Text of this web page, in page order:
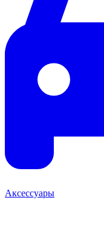
Аксессуары